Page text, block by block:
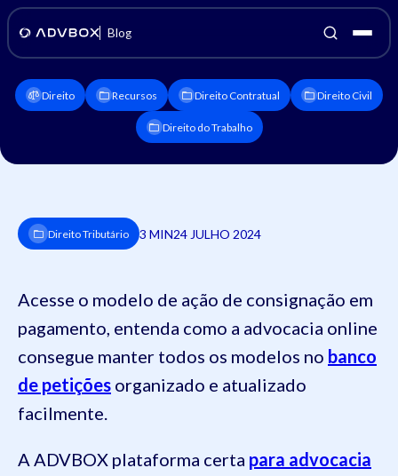
Blog
Direito Recursos Direito Contratual Direito Civil
Direito do Trabalho
Direito Tributário 3 MIN24 JULHO 2024
Acesse o modelo de ação de consignação em
pagamento, entenda como a advocacia online
consegue manter todos os modelos no banco
de petições organizado e atualizado
facilmente.
A ADVBOX plataforma certa para advocacia